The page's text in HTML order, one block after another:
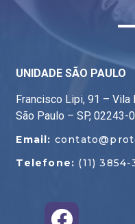
UNIDADE SÃO PAULO
Francisco Lipi, 91 – Vila
São Paulo – SP, 02243-
Email:
Telefone: (11) 3854-